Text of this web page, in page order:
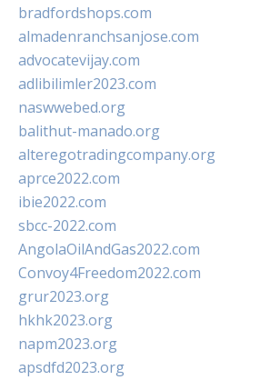
bradfordshops.com
almadenranchsanjose.com
advocatevijay.com
adlibilimler2023.com
naswwebed.org
balithut-manado.org
alteregotradingcompany.org
aprce2022.com
ibie2022.com
sbcc-2022.com
AngolaOilAndGas2022.com
Convoy4Freedom2022.com
grur2023.org
hkhk2023.org
napm2023.org
apsdfd2023.org